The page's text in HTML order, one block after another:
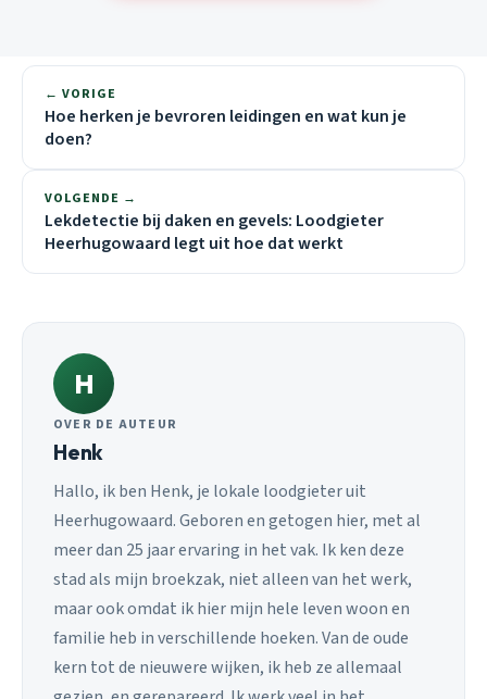
← VORIGE
Hoe herken je bevroren leidingen en wat kun je
doen?
VOLGENDE →
Lekdetectie bij daken en gevels: Loodgieter
Heerhugowaard legt uit hoe dat werkt
H
OVER DE AUTEUR
Henk
Hallo, ik ben Henk, je lokale loodgieter uit
Heerhugowaard. Geboren en getogen hier, met al
meer dan 25 jaar ervaring in het vak. Ik ken deze
stad als mijn broekzak, niet alleen van het werk,
maar ook omdat ik hier mijn hele leven woon en
familie heb in verschillende hoeken. Van de oude
kern tot de nieuwere wijken, ik heb ze allemaal